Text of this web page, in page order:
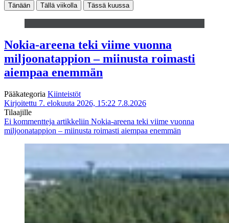
Tänään Tällä viikolla Tässä kuussa
Nokia-areena teki viime vuonna
miljoonatappion – miinusta roimasti
aiempaa enemmän
Pääkategoria Kiinteistöt
Kirjoitettu 7. elokuuta 2026, 15:22 7.8.2026
Tilaajille
Ei kommentteja artikkeliin Nokia-areena teki viime vuonna
miljoonatappion – miinusta roimasti aiempaa enemmän